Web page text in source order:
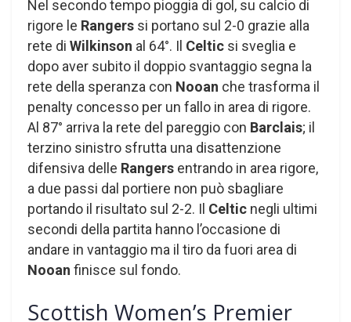
Nel secondo tempo pioggia di gol, su calcio di
rigore le Rangers si portano sul 2-0 grazie alla
rete di Wilkinson al 64°. Il Celtic si sveglia e
dopo aver subito il doppio svantaggio segna la
rete della speranza con Nooan che trasforma il
penalty concesso per un fallo in area di rigore.
Al 87° arriva la rete del pareggio con Barclais; il
terzino sinistro sfrutta una disattenzione
difensiva delle Rangers entrando in area rigore,
a due passi dal portiere non può sbagliare
portando il risultato sul 2-2. Il Celtic negli ultimi
secondi della partita hanno l’occasione di
andare in vantaggio ma il tiro da fuori area di
Nooan finisce sul fondo.
Scottish Women’s Premier